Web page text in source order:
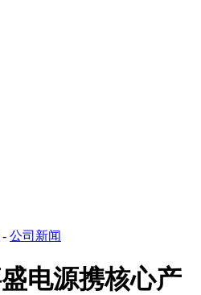
- 公司新闻
电源携核心产